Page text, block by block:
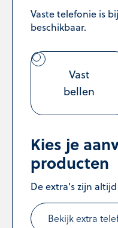
Vaste telefonie is
beschikbaar.
Vast
bellen
Kies je
producten
De extra's zijn
Bekijk extra